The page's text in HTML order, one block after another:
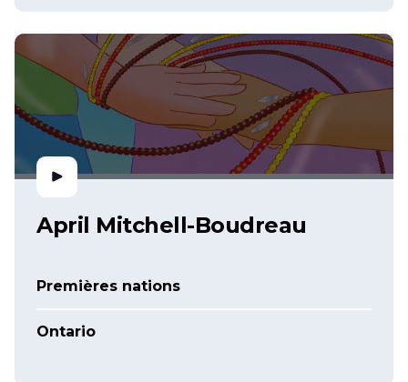
April Mitchell-Boudreau
Premières nations
Ontario